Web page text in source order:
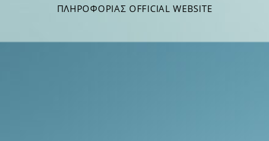
ΠΛΗΡΟΦΟΡΊΑΣ OFFICIAL WEBSITE